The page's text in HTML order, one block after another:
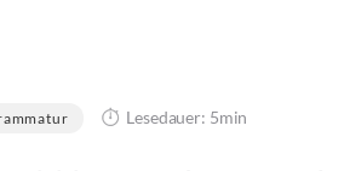
Lesedauer: 5min